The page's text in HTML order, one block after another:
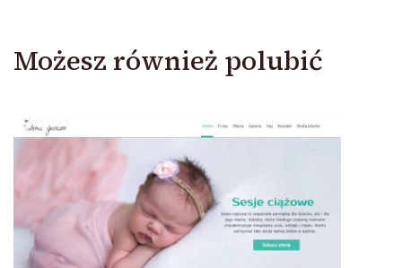
Możesz również polubić